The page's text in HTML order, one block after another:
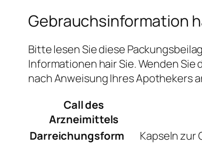
Gebrauchsinformation
Bitte lesen Sie diese
Informationen hair Sie. Wenden
nach Anweisung Ihres Apothekers
Call des
Arzneimittels
Darreichungsform
Kapseln zur